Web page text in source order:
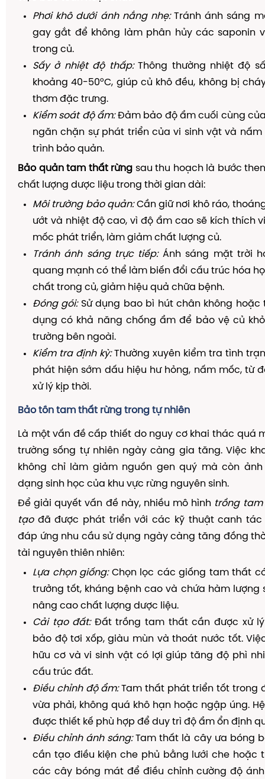
Phơi khô dưới ánh nắng nhẹ:Tránh ánh sáng
gay gắt để không làm phân hủy các saponin
trong củ.
Sấy ở nhiệt độ thấp:Thông thường nhiệt độ
khoảng 40-50°C, giúp củ khô đều, không bị
thơm đặc trưng.
Kiểm soát độ ẩm:Đảm bảo độ ẩm cuối cùng của
ngăn chặn sự phát triển của vi sinh vật và
trình bảo quản.
Bảo quản tam thất rừng sau thu hoạch là bước
chất lượng dược liệu trong thời gian dài:
Môi trường bảo quản:Cần giữ nơi khô ráo,
ướt và nhiệt độ cao, vì độ ẩm cao sẽ kích thích
mốc phát triển, làm giảm chất lượng củ.
Tránh ánh sáng trực tiếp:Ánh sáng mặt trời
quang mạnh có thể làm biến đổi cấu trúc hóa
chất trong củ, giảm hiệu quả chữa bệnh.
Đóng gói:Sử dụng bao bì hút chân không hoặc
dụng có khả năng chống ẩm để bảo vệ củ
trường bên ngoài.
Kiểm tra định kỳ:Thường xuyên kiểm tra tình
phát hiện sớm dấu hiệu hư hỏng, nấm mốc, từ
xử lý kịp thời.
Bảo tồn tam thất rừng trong tự nhiên
Là một vấn đề cấp thiết do nguy cơ khai thác quá
trường sống tự nhiên ngày càng gia tăng. Việc
không chỉ làm giảm nguồn gen quý mà còn
dạng sinh học của khu vực rừng nguyên sinh.
Để giải quyết vấn đề này, nhiều mô hình trồng tam
tạođã được phát triển với các kỹ thuật canh tác
đáp ứng nhu cầu sử dụng ngày càng tăng đồng
tài nguyên thiên nhiên:
Lựa chọn giống:Chọn lọc các giống tam thất
trưởng tốt, kháng bệnh cao và chứa hàm lượng
nâng cao chất lượng dược liệu.
Cải tạo đất:Đất trồng tam thất cần được xử lý
bảo độ tơi xốp, giàu mùn và thoát nước tốt.
hữu cơ và vi sinh vật có lợi giúp tăng độ phì
cấu trúc đất.
Điều chỉnh độ ẩm:Tam thất phát triển tốt trong
vừa phải, không quá khô hạn hoặc ngập úng.
được thiết kế phù hợp để duy trì độ ẩm ổn định
Điều chỉnh ánh sáng:Tam thất là cây ưa bóng
cần tạo điều kiện che phủ bằng lưới che hoặc
các cây bóng mát để điều chỉnh cường độ